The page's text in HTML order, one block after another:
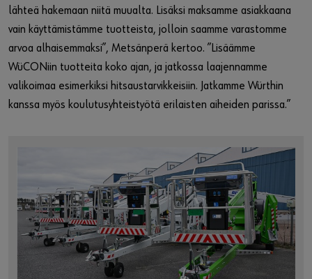
lähteä hakemaan niitä muualta. Lisäksi maksamme asiakkaana
vain käyttämistämme tuotteista, jolloin saamme varastomme
arvoa alhaisemmaksi”, Metsänperä kertoo. ”Lisäämme
WüCONiin tuotteita koko ajan, ja jatkossa laajennamme
valikoimaa esimerkiksi hitsaustarvikkeisiin. Jatkamme Würthin
kanssa myös koulutusyhteistyötä erilaisten aiheiden parissa.”